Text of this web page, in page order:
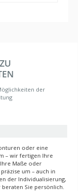
der
oder eine
– wir fertigen Ihre
Maße oder
um – auch in
der Individualisierung,
beraten Sie persönlich.